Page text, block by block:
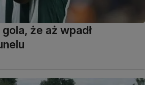
że aż wpadł